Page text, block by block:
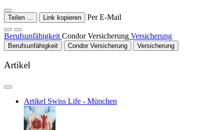
Teilen … Link kopieren Per E-Mail
Berufsunfähigkeit Condor Versicherung Versicherung
Berufsunfähigkeit Condor Versicherung Versicherung
Artikel
Artikel Swiss Life - München